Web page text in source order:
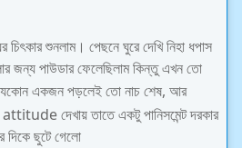
শুনলাম। পেছনে ঘুরে দেখি নিহা ধপাস
জন্য পাউডার ফেলেছিলাম কিন্তু এখন তো
একজন পড়লেই তো নাচ শেষ, আর
attitude দেখায় তাতে একটু পানিসমেন্ট দরকার
দিকে ছুটে গেলো